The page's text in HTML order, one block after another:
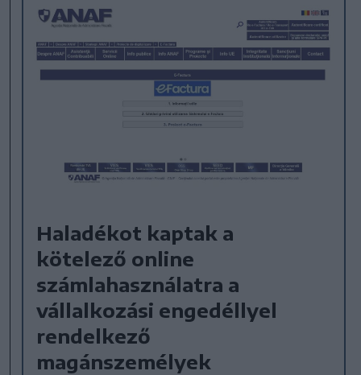
Haladékot kaptak a
kötelező online
számlahasználatra a
vállalkozási engedéllyel
rendelkező
magánszemélyek